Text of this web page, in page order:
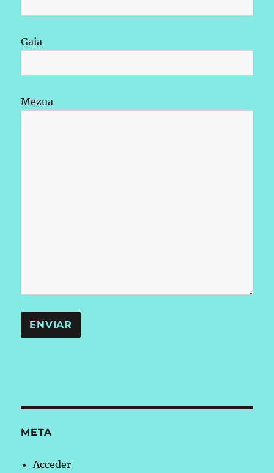
Gaia
Mezua
META
Acceder